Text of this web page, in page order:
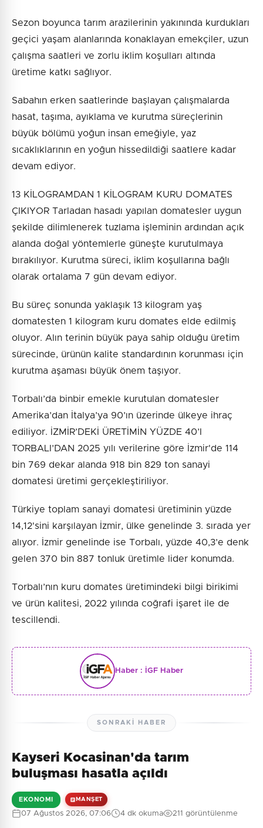
Sezon boyunca tarım arazilerinin yakınında kurdukları
geçici yaşam alanlarında konaklayan emekçiler, uzun
çalışma saatleri ve zorlu iklim koşulları altında
üretime katkı sağlıyor.
Sabahın erken saatlerinde başlayan çalışmalarda
hasat, taşıma, ayıklama ve kurutma süreçlerinin
büyük bölümü yoğun insan emeğiyle, yaz
sıcaklıklarının en yoğun hissedildiği saatlere kadar
devam ediyor.
13 KİLOGRAMDAN 1 KİLOGRAM KURU DOMATES
ÇIKIYOR Tarladan hasadı yapılan domatesler uygun
şekilde dilimlenerek tuzlama işleminin ardından açık
alanda doğal yöntemlerle güneşte kurutulmaya
bırakılıyor. Kurutma süreci, iklim koşullarına bağlı
olarak ortalama 7 gün devam ediyor.
Bu süreç sonunda yaklaşık 13 kilogram yaş
domatesten 1 kilogram kuru domates elde edilmiş
oluyor. Alın terinin büyük paya sahip olduğu üretim
sürecinde, ürünün kalite standardının korunması için
kurutma aşaması büyük önem taşıyor.
Torbalı’da binbir emekle kurutulan domatesler
Amerika’dan İtalya’ya 90’ın üzerinde ülkeye ihraç
ediliyor. İZMİR’DEKİ ÜRETİMİN YÜZDE 40’I
TORBALI’DAN 2025 yılı verilerine göre İzmir'de 114
bin 769 dekar alanda 918 bin 829 ton sanayi
domatesi üretimi gerçekleştiriliyor.
Türkiye toplam sanayi domatesi üretiminin yüzde
14,12'sini karşılayan İzmir, ülke genelinde 3. sırada yer
alıyor. İzmir genelinde ise Torbalı, yüzde 40,3’e denk
gelen 370 bin 887 tonluk üretimle lider konumda.
Torbalı’nın kuru domates üretimindeki bilgi birikimi
ve ürün kalitesi, 2022 yılında coğrafi işaret ile de
tescillendi.
Haber : İGF Haber
SONRAKI HABER
Kayseri Kocasinan'da tarım
buluşması hasatla açıldı
EKONOMI MANŞET
07 Ağustos 2026, 07:06 4 dk okuma 211 görüntülenme